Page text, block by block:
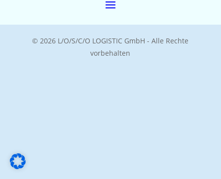
©2026 L/O/S/C/O LOGISTIC GmbH - Alle Rechte
vorbehalten